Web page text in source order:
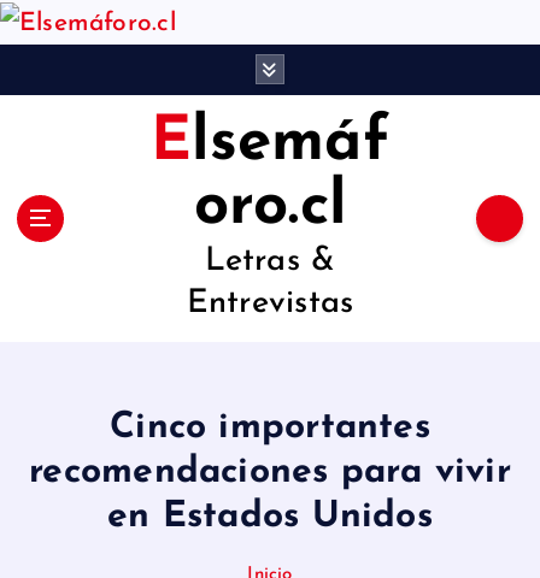
S
Elsemáf
oro.cl
Letras &
Entrevistas
Cinco importantes
recomendaciones para vivir
en Estados Unidos